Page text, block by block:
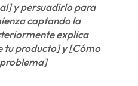
y persuadirlo para
captando la
explica
tu producto] y [Cómo
problema]